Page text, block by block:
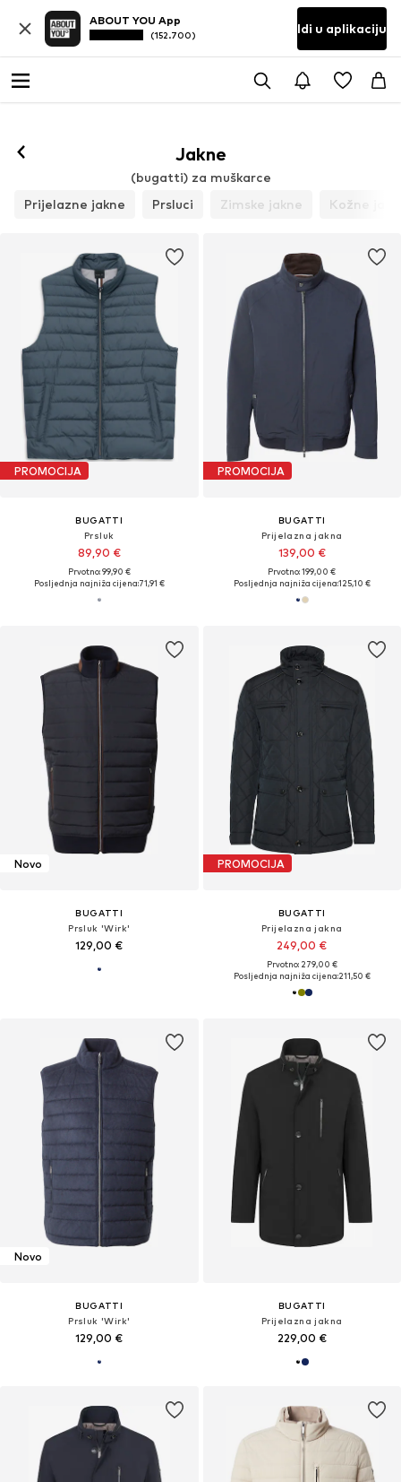
ABOUT YOU App
(152.700) Idi u aplikaciju
Jakne
(bugatti) za muškarce
Prijelazne jakne
Prsluci Zimske jakne Kožne
PROMOCIJA
BUGATTI
Prsluk
89,90 €
Prvotno: 99,90 €
Posljednja najniža cijena:71,91 €
PROMOCIJA
BUGATTI
Prijelazna jakna
139,00 €
Prvotno: 199,00 €
Posljednja najniža cijena:125,10 €
Novo
BUGATTI
Prsluk 'Wirk'
129,00 €
PROMOCIJA
BUGATTI
Prijelazna jakna
249,00 €
Prvotno: 279,00 €
Posljednja najniža cijena:211,50 €
Novo
BUGATTI
Prsluk 'Wirk'
129,00 €
BUGATTI
Prijelazna jakna
229,00 €